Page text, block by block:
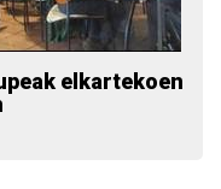
elkartekoen